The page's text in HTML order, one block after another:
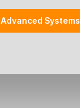
Advanced Systems